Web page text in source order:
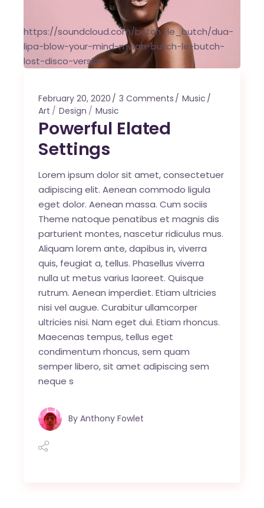
https://soundcloud.com/butch_le_butch/dua-
lipa-blow-your-mind-mwah-butch-le-butch-
lost-disco-version
February 20, 2020 3 Comments
Music
Art
Design Music
Powerful Elated
Settings
Lorem ipsum dolor sit amet, consectetuer
adipiscing elit. Aenean commodo ligula
eget dolor. Aenean massa. Cum sociis
Theme natoque penatibus et magnis dis
parturient montes, nascetur ridiculus mus.
Aliquam lorem ante, dapibus in, viverra
quis, feugiat a, tellus. Phasellus viverra
nulla ut metus varius laoreet. Quisque
rutrum. Aenean imperdiet. Etiam ultricies
nisi vel augue. Curabitur ullamcorper
ultricies nisi. Nam eget dui. Etiam rhoncus.
Maecenas tempus, tellus eget
condimentum rhoncus, sem quam
semper libero, sit amet adipiscing sem
neque s
By Anthony Fowlet